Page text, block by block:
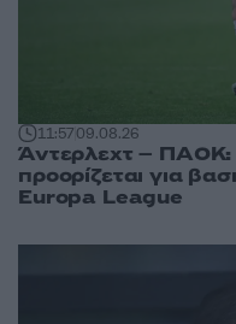
11:5709.08.26
Άντερλεχτ – ΠΑΟΚ:
προορίζεται για
Europa League